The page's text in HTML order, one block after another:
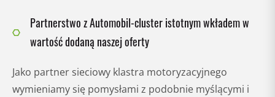
Partnerstwo z Automobil-cluster istotnym wkładem w
wartość dodaną naszej oferty
Jako partner sieciowy klastra motoryzacyjnego
wymieniamy się pomysłami z podobnie myślącymi i